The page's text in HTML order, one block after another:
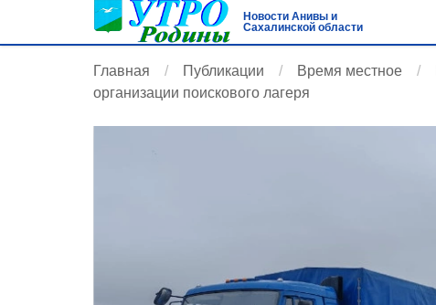
Новости Анивы и
Сахалинской области
Главная Публикации Время местное
организации поискового лагеря